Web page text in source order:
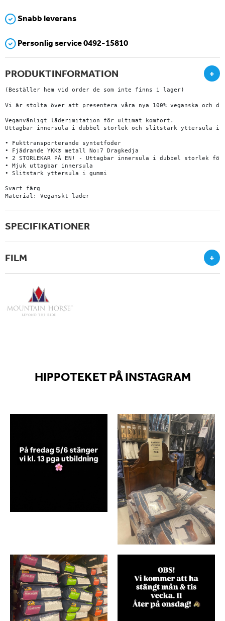
Snabb leverans
Personlig service 0492-15810
PRODUKTINFORMATION +
(Beställer hem vid order de som inte finns i lager)
Vi är stolta över att presentera våra nya 100% veganska och
Veganvänligt läderimitation för ultimat komfort.
Uttagbar innersula i dubbel storlek och slitstark yttersula i
• Fukttransporterande syntetfoder
• Fjädrande YKK® metall No:7 Dragkedja
• 2 STORLEKAR PÅ EN! - Uttagbar innersula i dubbel
• Mjuk uttagbar innersula
• Slitstark yttersula i gummi
Svart färg
Material: Veganskt läder
SPECIFIKATIONER
FILM +
HIPPOTEKET PÅ INSTAGRAM